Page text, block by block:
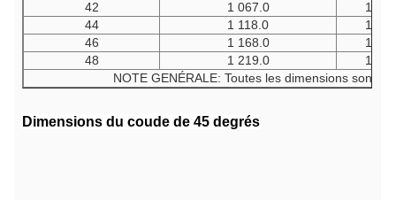
42
1 067.0 1
44
1 118.0 1
46
1 168.0 1
48
1 219.0 1
NOTE GENÉRALE: Toutes les dimensions sont
Dimensions du coude de 45 degrés